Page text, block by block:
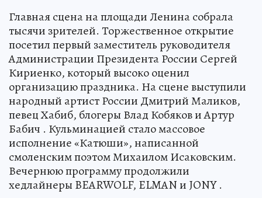
Главная сцена на площади Ленина собрала
тысячи зрителей. Торжественное открытие
посетил первый заместитель руководителя
Администрации Президента России Сергей
Кириенко, который высоко оценил
организацию праздника. На сцене выступили
народный артист России Дмитрий Маликов,
певец Хабиб, блогеры Влад Кобяков и Артур
Бабич . Кульминацией стало массовое
исполнение «Катюши», написанной
смоленским поэтом Михаилом Исаковским.
Вечернюю программу продолжили
хедлайнеры BEARWOLF, ELMAN и JONY .